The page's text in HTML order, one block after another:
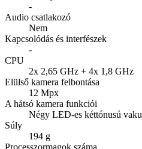
-
Audio csatlakozó
Nem
Kapcsolódás és interfészek
-
CPU
2x 2,65 GHz + 4x 1,8 GHz
Elülső kamera felbontása
12 Mpx
A hátsó kamera funkciói
Négy LED-es kéttónusú vaku
Súly
194 g
Processzormagok száma